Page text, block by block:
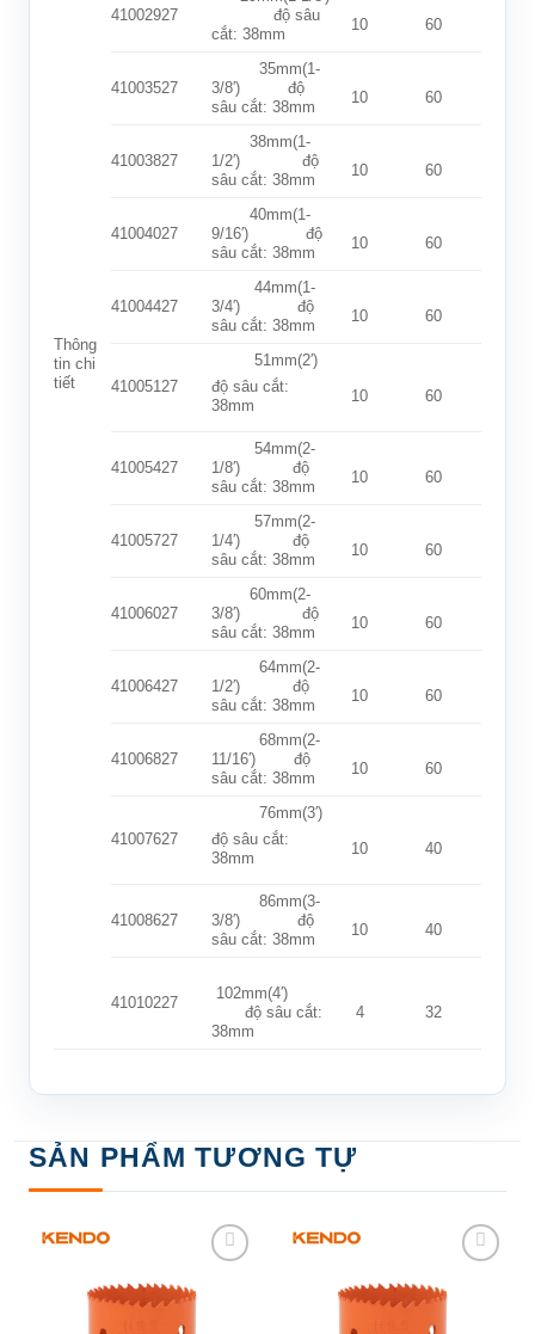
Thông
tin chi
tiết
41002927
độ sâu
cắt: 38mm
10 60
41003527
35mm(1-
3/8′) độ
sâu cắt: 38mm
10 60
41003827
38mm(1-
1/2′) độ
sâu cắt: 38mm
10 60
41004027
40mm(1-
9/16′) độ
sâu cắt: 38mm
10 60
41004427
44mm(1-
3/4′) độ
sâu cắt: 38mm
10 60
41005127
51mm(2′)
độ sâu cắt:
38mm
10 60
41005427
54mm(2-
1/8′) độ
sâu cắt: 38mm
10 60
41005727
57mm(2-
1/4′) độ
sâu cắt: 38mm
10 60
41006027
60mm(2-
3/8′) độ
sâu cắt: 38mm
10 60
41006427
64mm(2-
1/2′) độ
sâu cắt: 38mm
10 60
41006827
68mm(2-
11/16′) độ
sâu cắt: 38mm
10 60
41007627
76mm(3′)
độ sâu cắt:
38mm
10 40
41008627
86mm(3-
3/8′) độ
sâu cắt: 38mm
10 40
41010227
102mm(4′)
độ sâu cắt:
38mm
4 32
SẢN PHẨM TƯƠNG TỰ
wishlist
wishlist